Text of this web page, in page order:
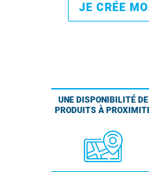
JE CRÉE
UNE DISPONIBILITÉ DE
PRODUITS À